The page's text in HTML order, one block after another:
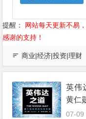
提醒：
网站每天更新不易
感谢的支持！
商业|经济|投资|理财
英伟
黄仁
07-09